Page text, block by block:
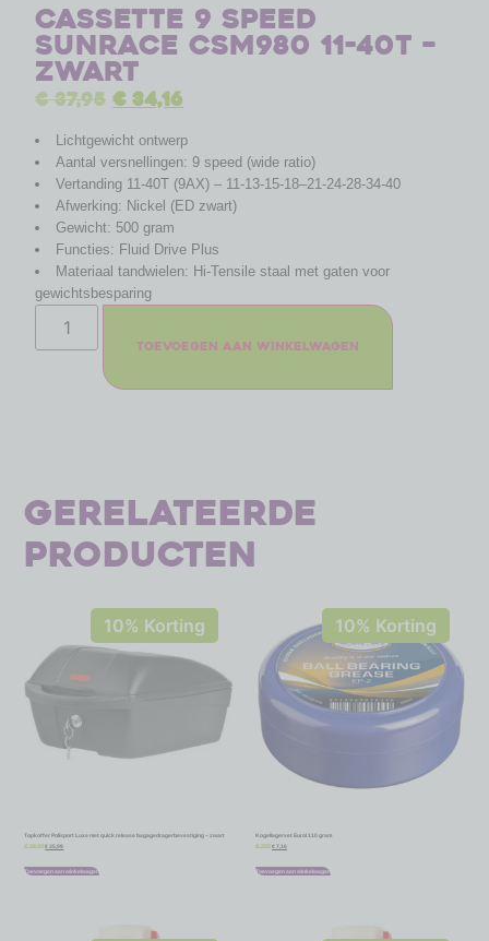
Cassette 9 speed
Sunrace CSM980 11-40T –
zwart
€37,95 €34,16
Lichtgewicht ontwerp
Aantal versnellingen: 9 speed (wide ratio)
Vertanding 11-40T (9AX) – 11-13-15-18–21-24-28-34-40
Afwerking: Nickel (ED zwart)
Gewicht: 500 gram
Functies: Fluid Drive Plus
Materiaal tandwielen: Hi-Tensile staal met gaten voor
gewichtsbesparing
Toevoegen aan winkelwagen
Gerelateerde
producten
10% Korting
Topkoffer Polisport Luxe met quick release bagagedragerbevestiging – zwart
€ € 35,99
Toevoegen aan winkelwagen
10% Korting
Kogellagervet Eurol 110 gram
€ 7,95 € 7,16
Toevoegen aan winkelwagen